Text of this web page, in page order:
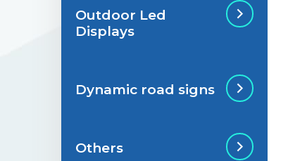
Speeding Traffic
Light
Outdoor Led
Displays
Outdoor Led Display
Dynamic road signs
Dynamic road signs
Others